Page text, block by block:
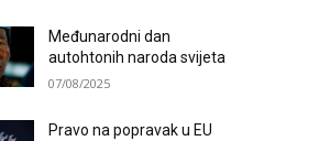
Međunarodni dan
autohtonih naroda svijeta
07/08/2025
Pravo na popravak u EU